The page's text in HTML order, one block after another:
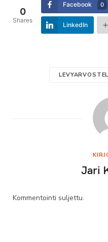
0
Shares
Facebook 0
LinkedIn
Jari
Kommentointi suljettu.